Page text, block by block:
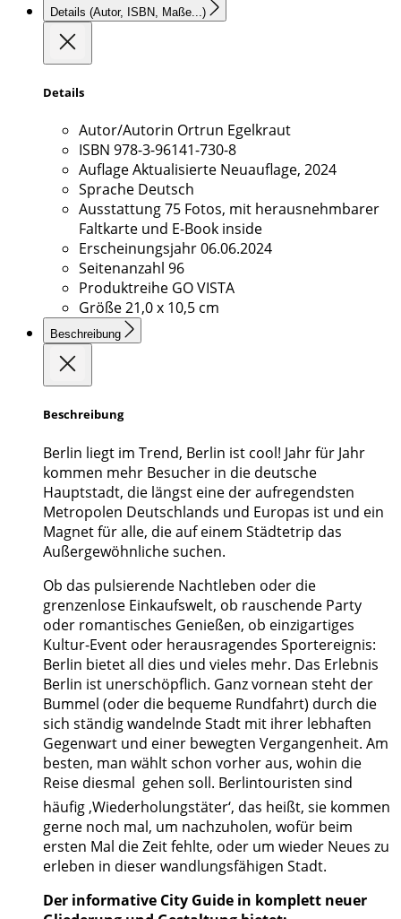
Details (Autor, ISBN, Maße...)
Details
Autor/Autorin Ortrun Egelkraut
ISBN 978-3-96141-730-8
AuflageAktualisierte Neuauflage, 2024
Sprache Deutsch
Ausstattung75 Fotos, mit herausnehmbarer
Faltkarte und E-Book inside
Erscheinungsjahr06.06.2024
Seitenanzahl 96
Produktreihe GO VISTA
Größe21,0 x 10,5 cm
Beschreibung
Beschreibung
Berlin liegt im Trend, Berlin ist cool! Jahr für Jahr
kommen mehr Besucher in die deutsche
Hauptstadt, die längst eine der aufregendsten
Metropolen Deutschlands und Europas ist und ein
Magnet für alle, die auf einem Städtetrip das
Außergewöhnliche suchen.
Ob das pulsierende Nachtleben oder die
grenzenlose Einkaufswelt, ob rauschende Party
oder romantisches Genießen, ob einzigartiges
Kultur-Event oder herausragendes Sportereignis:
Berlin bietet all dies und vieles mehr. Das Erlebnis
Berlin ist unerschöpflich. Ganz vornean steht der
Bummel (oder die bequeme Rundfahrt) durch die
sich ständig wandelnde Stadt mit ihrer lebhaften
Gegenwart und einer bewegten Vergangenheit. Am
besten, man wählt schon vorher aus, wohin die
Reise diesmal  gehen soll. Berlintouristen sind
häufig ‚Wiederholungstäter‘, das heißt, sie kommen
gerne noch mal, um nachzuholen, wofür beim
ersten Mal die Zeit fehlte, oder um wieder Neues zu
erleben in dieser wandlungsfähigen Stadt.
Der informative City Guide in komplett neuer